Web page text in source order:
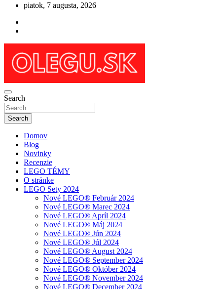
Skip
content
piatok, 7 augusta, 2026
olegu.sk
Novinky zo sveta LEGO
Search
Search
Domov
Blog
Novinky
Recenzie
LEGO TÉMY
O stránke
LEGO Sety 2024
Nové LEGO® Február 2024
Nové LEGO® Marec 2024
Nové LEGO® Apríl 2024
Nové LEGO® Máj 2024
Nové LEGO® Jún 2024
Nové LEGO® Júl 2024
Nové LEGO® August 2024
Nové LEGO® September 2024
Nové LEGO® Október 2024
Nové LEGO® November 2024
Nové LEGO® December 2024